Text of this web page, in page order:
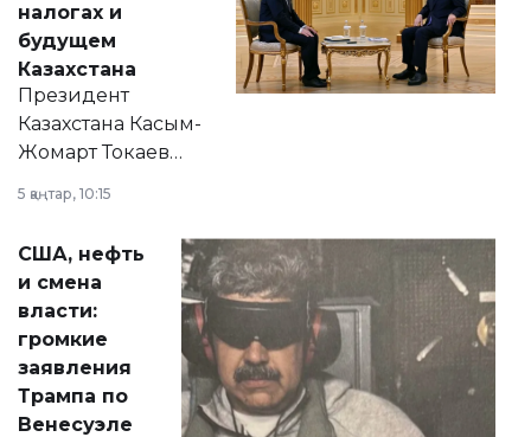
налогах и
будущем
Казахстана
Президент
Казахстана Касым-
Жомарт Токаев
сразу несколько
актуальных тем —
от слухов о
политических
реформах до
вопросов армии,
экономики и
личного здоровья.
5 қаңтар, 10:15
США, нефть
и смена
власти:
громкие
заявления
Трампа по
Венесуэле